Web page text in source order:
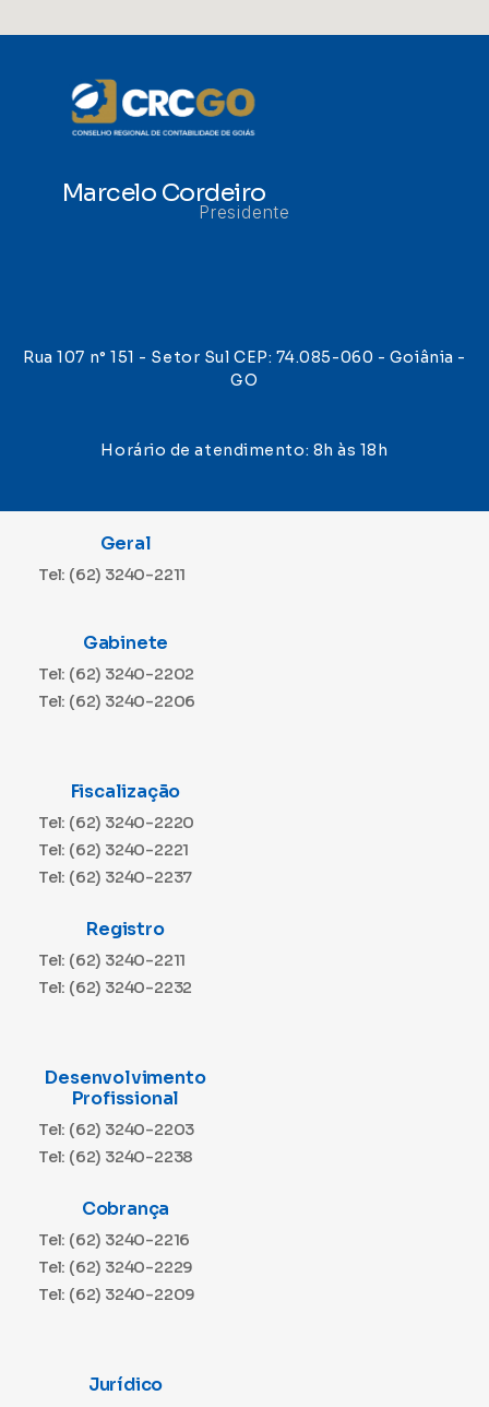
Marcelo Cordeiro
Presidente
Rua 107 n° 151 - Setor Sul CEP: 74.085-060 - Goiânia -
GO
Horário de atendimento: 8h às 18h
Geral
Tel: (62) 3240-2211
Gabinete
Tel: (62) 3240-2202
Tel: (62) 3240-2206
Fiscalização
Tel: (62) 3240-2220
Tel: (62) 3240-2221
Tel: (62) 3240-2237
Registro
Tel: (62) 3240-2211
Tel: (62) 3240-2232
Desenvolvimento
Profissional
Tel: (62) 3240-2203
Tel: (62) 3240-2238
Cobrança
Tel: (62) 3240-2216
Tel: (62) 3240-2229
Tel: (62) 3240-2209
Jurídico